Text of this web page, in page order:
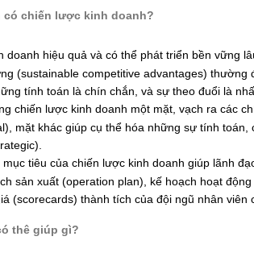
có chiến lược kinh doanh?
doanh hiệu quả và có thể phát triển bền vững
(sustainable competitive advantages)
tính toán là chín chắn, và sự theo đuổi là
chiến lược kinh doanh một mặt, vạch ra các
mặt khác giúp cụ thể hóa những sự tính
mục tiêu của chiến lược kinh doanh giúp lãnh
sản xuất (operation plan), kế hoạch hoạt
(scorecards) thành tích của đội ngũ nhân viên
thê giúp gì?